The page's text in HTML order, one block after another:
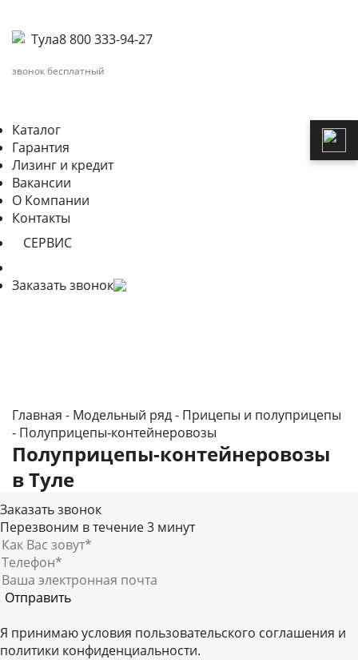
Тула8 800 333-94-27
звонок бесплатный
Каталог
Гарантия
Лизинг и кредит
Вакансии
О Компании
Контакты
СЕРВИС
Заказать звонок
Главная - Модельный ряд- Прицепы и полуприцепы
- Полуприцепы-контейнеровозы
Полуприцепы-контейнеровозы
в Туле
Заказать звонок
Перезвоним в течение 3 минут
Я принимаю условия пользовательского соглашения и
политики конфиденциальности.